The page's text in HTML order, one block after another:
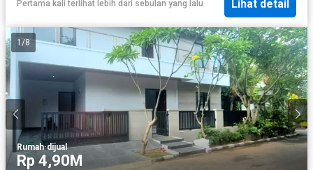
Pertama kali terlihat lebih dari sebulan yang lalu Lihat detail
1 /8
Rumah·dijual
Rp 4,90M